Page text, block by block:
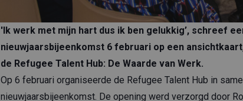
'Ik werk met mijn hart dus ik ben gelukkig’, schreef
nieuwjaarsbijeenkomst 6 februari op een
de Refugee Talent Hub: De Waarde van Werk.
Op 6 februari organiseerde de Refugee Talent Hub in
nieuwjaarsbijeenkomst. De opening werd verzorgd door